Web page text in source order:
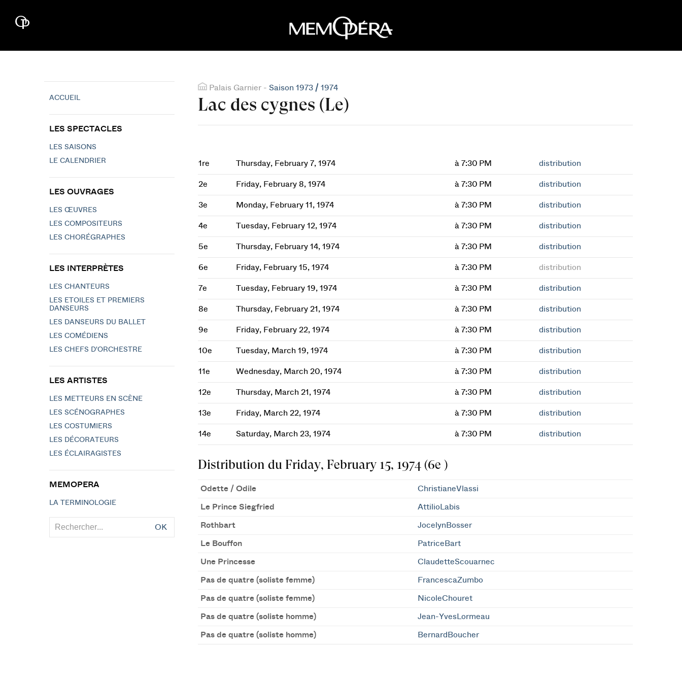
Palais Garnier - Saison 1973 / 1974
Lac des cygnes (Le)
1re Thursday, February 7, 1974 à 7:30 PM distribution
2e Friday, February 8, 1974 à 7:30 PM distribution
3e Monday, February 11, 1974 à 7:30 PM distribution
4e Tuesday, February 12, 1974 à 7:30 PM distribution
5e Thursday, February 14, 1974 à 7:30 PM distribution
6e Friday, February 15, 1974 à 7:30 PM distribution
7e Tuesday, February 19, 1974 à 7:30 PM distribution
8e Thursday, February 21, 1974 à 7:30 PM distribution
9e Friday, February 22, 1974 à 7:30 PM distribution
10e Tuesday, March 19, 1974 à 7:30 PM distribution
11e Wednesday, March 20, 1974 à 7:30 PM distribution
12e Thursday, March 21, 1974 à 7:30 PM distribution
13e Friday, March 22, 1974 à 7:30 PM distribution
14e Saturday, March 23, 1974 à 7:30 PM distribution
Distribution du Friday, February 15, 1974 (6e )
Odette / Odile ChristianeVlassi
Le Prince Siegfried AttilioLabis
Rothbart JocelynBosser
Le Bouffon PatriceBart
Une Princesse ClaudetteScouarnec
Pas de quatre (soliste femme) FrancescaZumbo
Pas de quatre (soliste femme) NicoleChouret
Pas de quatre (soliste homme) Jean-YvesLormeau
Pas de quatre (soliste homme) BernardBoucher
ACCUEIL
LES SPECTACLES
LES SAISONS
LE CALENDRIER
LES OUVRAGES
LES ŒUVRES
LES COMPOSITEURS
LES CHORÉGRAPHES
LES INTERPRÈTES
LES CHANTEURS
LES ETOILES ET PREMIERS
DANSEURS
LES DANSEURS DU BALLET
LES COMÉDIENS
LES CHEFS D'ORCHESTRE
LES ARTISTES
LES METTEURS EN SCÈNE
LES SCÉNOGRAPHES
LES COSTUMIERS
LES DÉCORATEURS
LES ÉCLAIRAGISTES
MEMOPERA
LA TERMINOLOGIE
OK